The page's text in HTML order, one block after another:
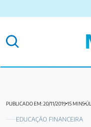
PUBLICADO EM: 20/11/201915 MINS
EDUCAÇÃO FINANCEIRA